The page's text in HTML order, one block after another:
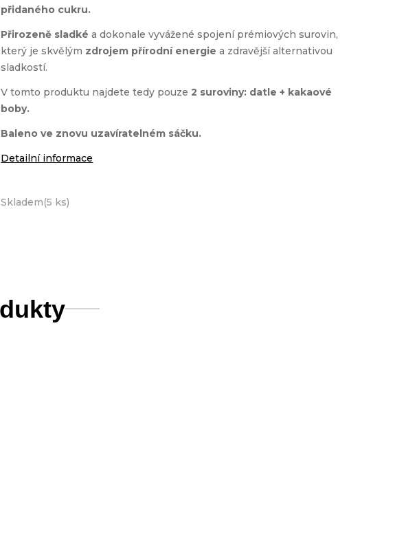
Skladem(5 ks)
přidaného cukru.
Přirozeně sladké a dokonale vyvážené spojení prémiových surovin,
který je skvělým zdrojem přírodní energie a zdravější alternativou
sladkostí.
V tomto produktu najdete tedy pouze2 suroviny: datle + kakaové
boby.
Baleno ve znovu uzavíratelném sáčku.
Detailní informace